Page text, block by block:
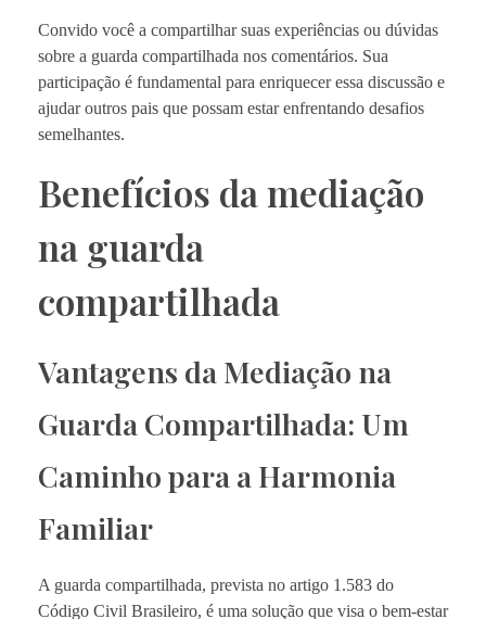
Convido você a compartilhar suas experiências ou dúvidas
sobre a guarda compartilhada nos comentários. Sua
participação é fundamental para enriquecer essa discussão e
ajudar outros pais que possam estar enfrentando desafios
semelhantes.
Benefícios da mediação
na guarda
compartilhada
Vantagens da Mediação na
Guarda Compartilhada: Um
Caminho para a Harmonia
Familiar
A guarda compartilhada, prevista no artigo 1.583 do
Código Civil Brasileiro, é uma solução que visa o bem-estar